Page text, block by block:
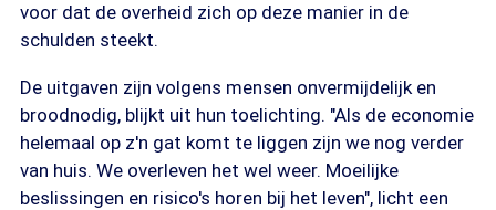
voor dat de overheid zich op deze manier in de
schulden steekt.
De uitgaven zijn volgens mensen onvermijdelijk en
broodnodig, blijkt uit hun toelichting. "Als de economie
helemaal op z'n gat komt te liggen zijn we nog verder
van huis. We overleven het wel weer. Moeilijke
beslissingen en risico's horen bij het leven", licht een